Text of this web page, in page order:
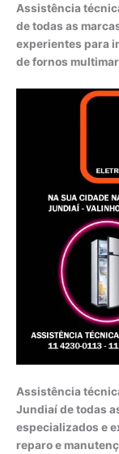
Assistência
de todas as
experientes para
de fornos
Assistência
Jundiaí de todas
especializados e
reparo e